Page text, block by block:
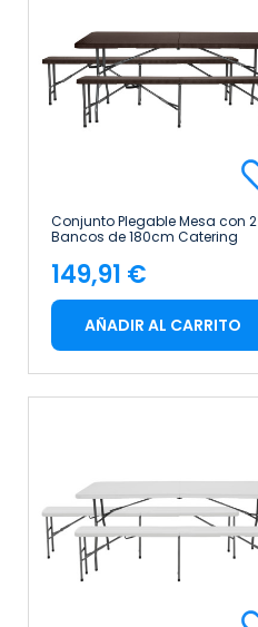
Conjunto Plegable Mesa con 2
Bancos de 180cm Catering
Precio
149,91 €
AÑADIR AL CARRITO